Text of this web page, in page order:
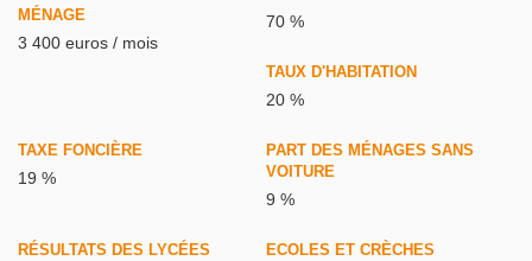
MÉNAGE
3 400 euros / mois
70 %
TAUX D'HABITATION
20 %
TAXE FONCIÈRE
19 %
PART DES MÉNAGES SANS
VOITURE
9 %
RÉSULTATS DES LYCÉES ECOLES ET CRÈCHES